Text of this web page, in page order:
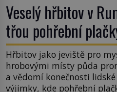
Veselý hřbitov v
třou pohřební
Hřbitov jako jeviště pro
hrobovými místy půda
a vědomí konečnosti lidské
výjimky, kde pohřební